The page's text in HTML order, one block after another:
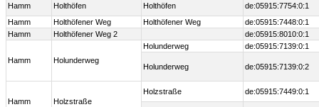
Hamm
Holthöfen Holthöfen
de:05915:7754:0:1
Hamm
Holthöfener Weg Holthöfener Weg
de:05915:7448:0:1
Hamm
Holthöfener Weg 2 de:05915:8010:0:1
Hamm Holunderweg
Holunderweg de:05915:7139:0:1
Holunderweg de:05915:7139:0:2
Hamm Holzstraße
Holzstraße de:05915:7449:0:1